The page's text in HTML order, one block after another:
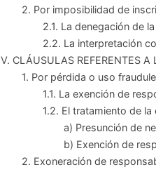
2. Por imposibilidad de
2.1. La denegación de
2.2. La interpretación
V. CLÁUSULAS REFERENTES A
1. Por pérdida o uso
1.1. La exención de
1.2. El tratamiento de
a) Presunción de
b) Exención de
2. Exoneración de